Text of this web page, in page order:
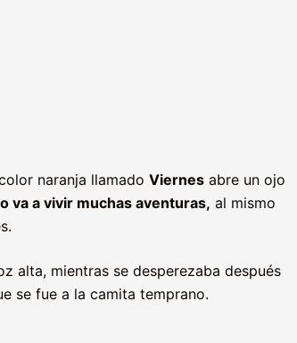
naranja llamado Viernes abre un ojo
va a vivir muchas aventuras, al mismo
alta, mientras se desperezaba después
se fue a la camita temprano.